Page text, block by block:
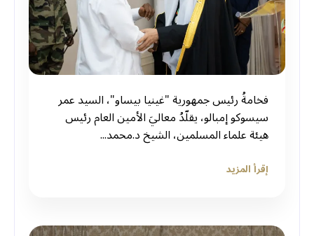
فخامةُ رئيس جمهورية "غينيا بيساو"، السيد عمر
سيسوكو إمبالو، يقلّدُ معاليَ الأمين العام رئيس
هيئة علماء المسلمين، الشيخ د.⁧‫محمد...
إقرأ المزيد